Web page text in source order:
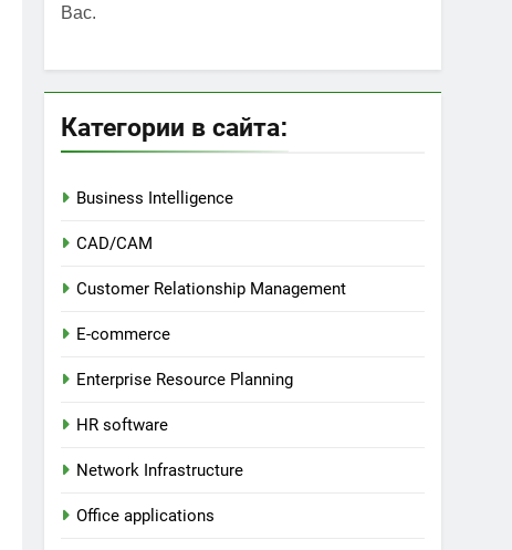
Вас.
Категории в сайта:
Business Intelligence
CAD/CAM
Customer Relationship Management
E-commerce
Enterprise Resource Planning
HR software
Network Infrastructure
Office applications